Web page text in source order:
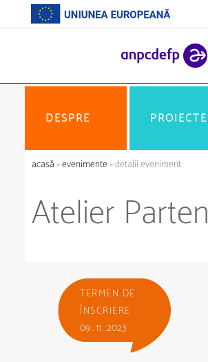
DESPRE PROIECTE
acasă»evenimente» detalii eveniment
Atelier
TERMEN DE
ÎNSCRIERE
09 . 11 . 2023